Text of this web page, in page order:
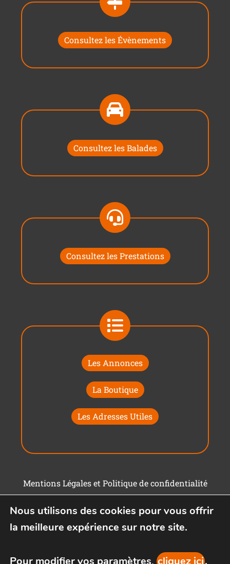
Consultez les Évènements
Consultez les Balades
Consultez les Prestations
Les Annonces
La Boutique
Les Adresses Utiles
Mentions Légales et Politique de confidentialité
Nous utilisons des cookies pour vous offrir
la meilleure expérience sur notre site.
Pour modifier vos paramètres, cliquez ici.